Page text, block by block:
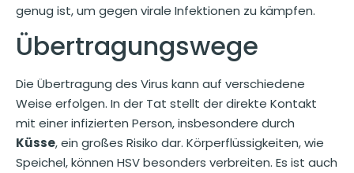
genug ist, um gegen virale Infektionen zu kämpfen.
Übertragungswege
Die Übertragung des Virus kann auf verschiedene
Weise erfolgen. In der Tat stellt der direkte Kontakt
mit einer infizierten Person, insbesondere durch
Küsse, ein großes Risiko dar. Körperflüssigkeiten, wie
Speichel, können HSV besonders verbreiten. Es ist auch